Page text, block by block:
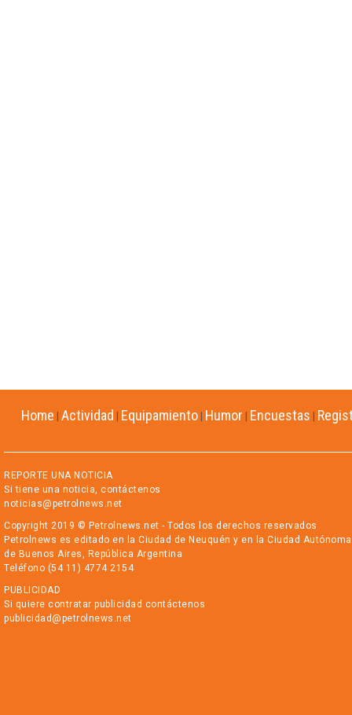
Home Actividad Equipamiento Humor Encuestas
REPORTE UNA NOTICIA
Si tiene una noticia, contáctenos
noticias@petrolnews.net
Copyright 2019 © Petrolnews.net - Todos los derechos reservados
Petrolnews es editado en la Ciudad de Neuquén y en la Ciudad Autónoma
de Buenos Aires, República Argentina
Teléfono (54 11) 4774 2154
PUBLICIDAD
Si quiere contratar publicidad contáctenos
publicidad@petrolnews.net